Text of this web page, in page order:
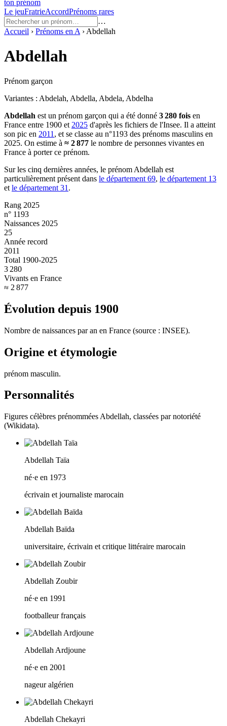
ton prénom
Le jeuFratrieAccordPrénoms rares
…
Accueil › Prénoms en A › Abdellah
Abdellah
Prénom garçon
Variantes : Abdelah, Abdella, Abdela, Abdelha
Abdellah est un prénom garçon qui a été donné 3 280 fois en
France entre 1900 et 2025 d'après les fichiers de l'Insee. Il a atteint
son pic en 2011 , et se classe au n°1193 des prénoms masculins en
2025. On estime à ≈ 2 877 le nombre de personnes vivantes en
France à porter ce prénom.
Sur les cinq dernières années, le prénom Abdellah est
particulièrement présent dans le département 69, le département 13
et le département 31 .
Rang 2025
n° 1193
Naissances 2025
25
Année record
2011
Total 1900-2025
3 280
Vivants en France
≈ 2 877
Évolution depuis 1900
Nombre de naissances par an en France (source : INSEE).
Origine et étymologie
prénom masculin.
Personnalités
Figures célèbres prénommées Abdellah, classées par notoriété
(Wikidata).
Abdellah Taïa
né·e en 1973
écrivain et journaliste marocain
Abdellah Baïda
universitaire, écrivain et critique littéraire marocain
Abdellah Zoubir
né·e en 1991
footballeur français
Abdellah Ardjoune
né·e en 2001
nageur algérien
Abdellah Chekayri